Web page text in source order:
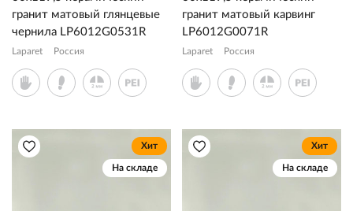
гранит матовый глянцевые
чернила LP6012G0531R
Laparet Россия
гранит матовый карвинг
LP6012G0071R
Laparet Россия
Хит
На складе
Хит
На складе